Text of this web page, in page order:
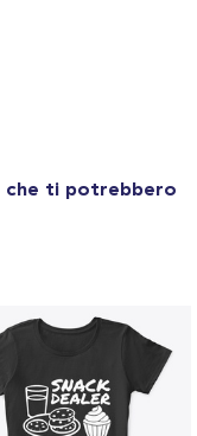
che ti potrebbero